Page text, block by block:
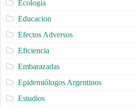
Ecologia
Educacion
Efectos Adversos
Eficiencia
Embarazadas
Epidemiólogos Argentinos
Estudios